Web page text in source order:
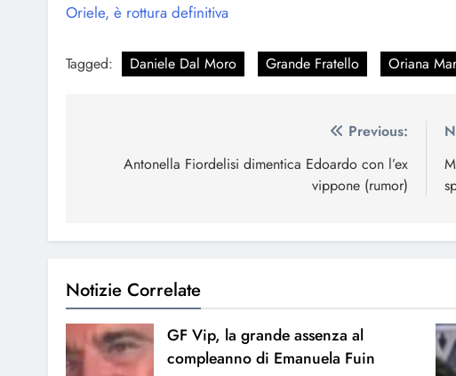
Oriele, è rottura definitiva
Tagged: Daniele Dal Moro Grande Fratello Oriana
articoli
Previous:
Antonella Fiordelisi dimentica Edoardo con l’ex
vippone (rumor)
Notizie Correlate
GF Vip, la grande assenza al
compleanno di Emanuela Fuin